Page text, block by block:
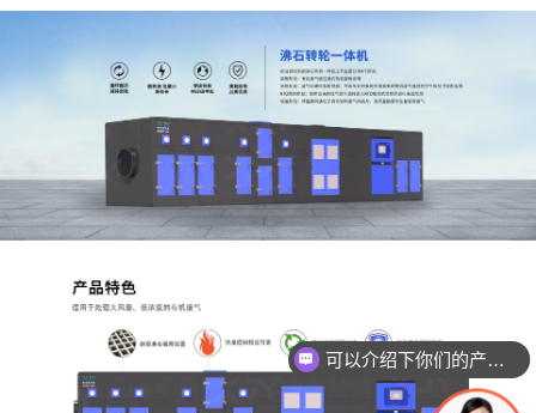
可以介绍下你们的产品么？